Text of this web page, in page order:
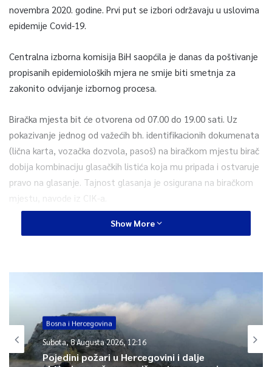
novembra 2020. godine. Prvi put se izbori održavaju u uslovima
epidemije Covid-19.
Centralna izborna komisija BiH saopćila je danas da poštivanje
propisanih epidemioloških mjera ne smije biti smetnja za
zakonito odvijanje izbornog procesa.
Biračka mjesta bit će otvorena od 07.00 do 19.00 sati. Uz
pokazivanje jednog od važećih bh. identifikacionih dokumenata
(lična karta, vozačka dozvola, pasoš) na biračkom mjestu birač
dobija kombinaciju glasačkih listića koja mu pripada i ostvaruje
pravo na glasanje. Tajnost glasanja je osigurana na biračkom
mjestu, navode iz CIK-a.
Lokaciju svog biračkog mjesta birači mogu provjeriti ako
podatke (ime, prezime i JMB).
Drugi način provjere je putem slanja SMS poruke na broj 091 12
12 12, poruka treba da sadrži samo JMB, slanje poruke košta
0,10KM+PDV.
Show More
Bosna i Hercegovina
Subota, 8 Augusta 2026, 12:16
Pojedini požari u Hercegovini i dalje